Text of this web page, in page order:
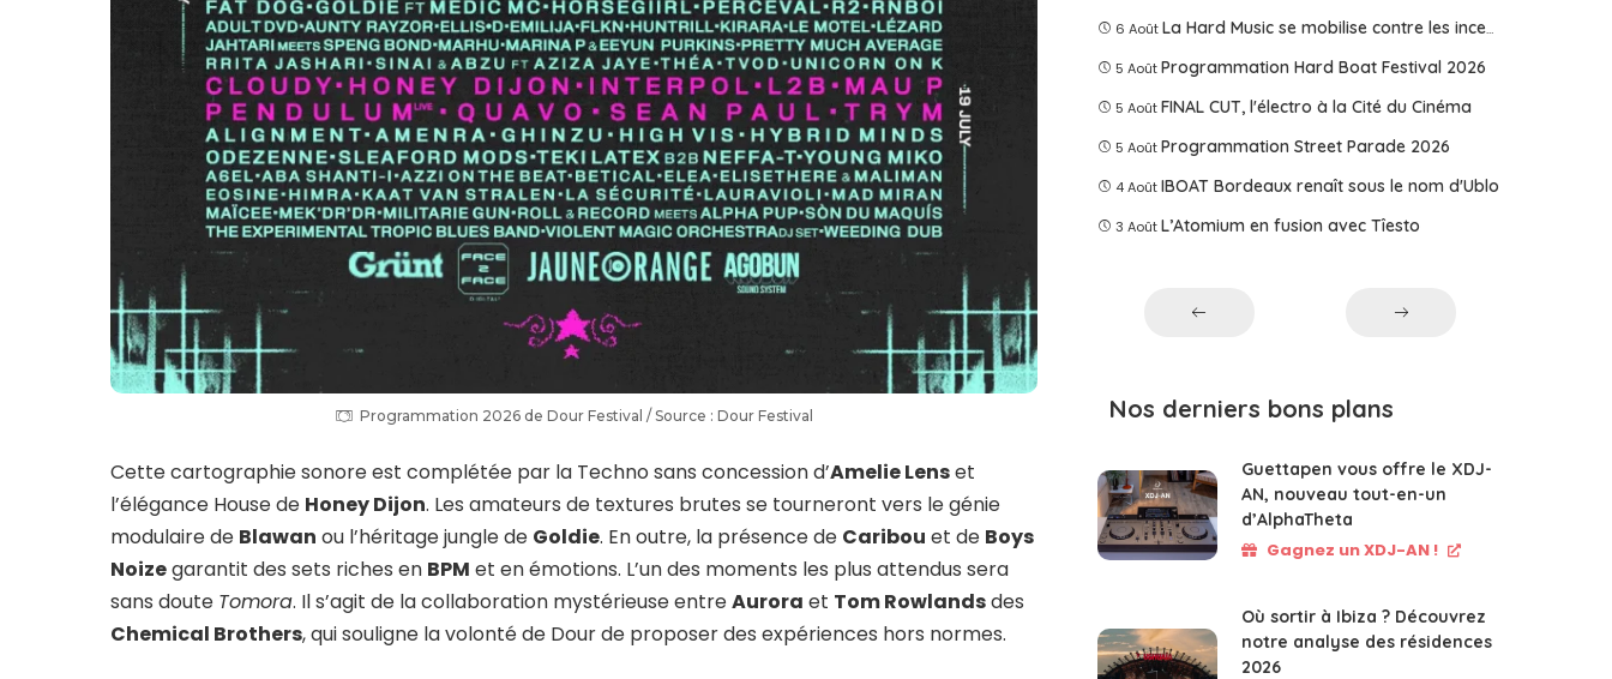
Programmation 2026 de Dour Festival / Source : Dour Festival
Cette cartographie sonore est complétée par la Techno sans concession d’Amelie Lenset
l’élégance House de Honey Dijon. Les amateurs de textures brutes se tourneront vers le génie
modulaire de Blawan ou l’héritage jungle de Goldie. En outre, la présence de Caribou et de Boys
Noizegarantit des sets riches en BPM et en émotions. L’un des moments les plus attendus sera
sans doute Tomora. Il s’agit de la collaboration mystérieuse entreAurora et Tom Rowlandsdes
Chemical Brothers, qui souligne la volonté de Dour de proposer des expériences hors normes.
6 Août La Hard Music se mobilise contre les incendies
5 Août Programmation Hard Boat Festival 2026
5 Août FINAL CUT, l'électro à la Cité du Cinéma
5 Août Programmation Street Parade 2026
4 Août IBOAT Bordeaux renaît sous le nom d'Ublo
3 Août L’Atomium en fusion avec Tîesto
Nos derniers bons plans
Guettapen vous offre le XDJ-
AN, nouveau tout-en-un
d’AlphaTheta
Gagnez un XDJ-AN !
Où sortir à Ibiza ? Découvrez
notre analyse des résidences
2026